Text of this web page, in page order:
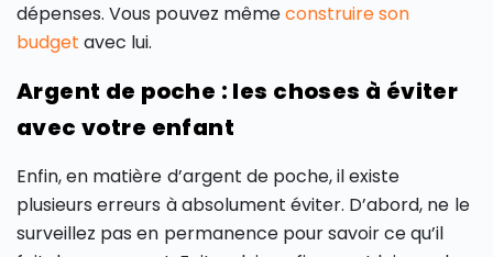
dépenses. Vous pouvez mêmeconstruire son
budget avec lui.
Argent de poche : les choses à éviter
avec votre enfant
Enfin, en matière d’argent de poche, il existe
plusieurs erreurs à absolument éviter. D’abord, ne le
surveillez pas en permanence pour savoir ce qu’il